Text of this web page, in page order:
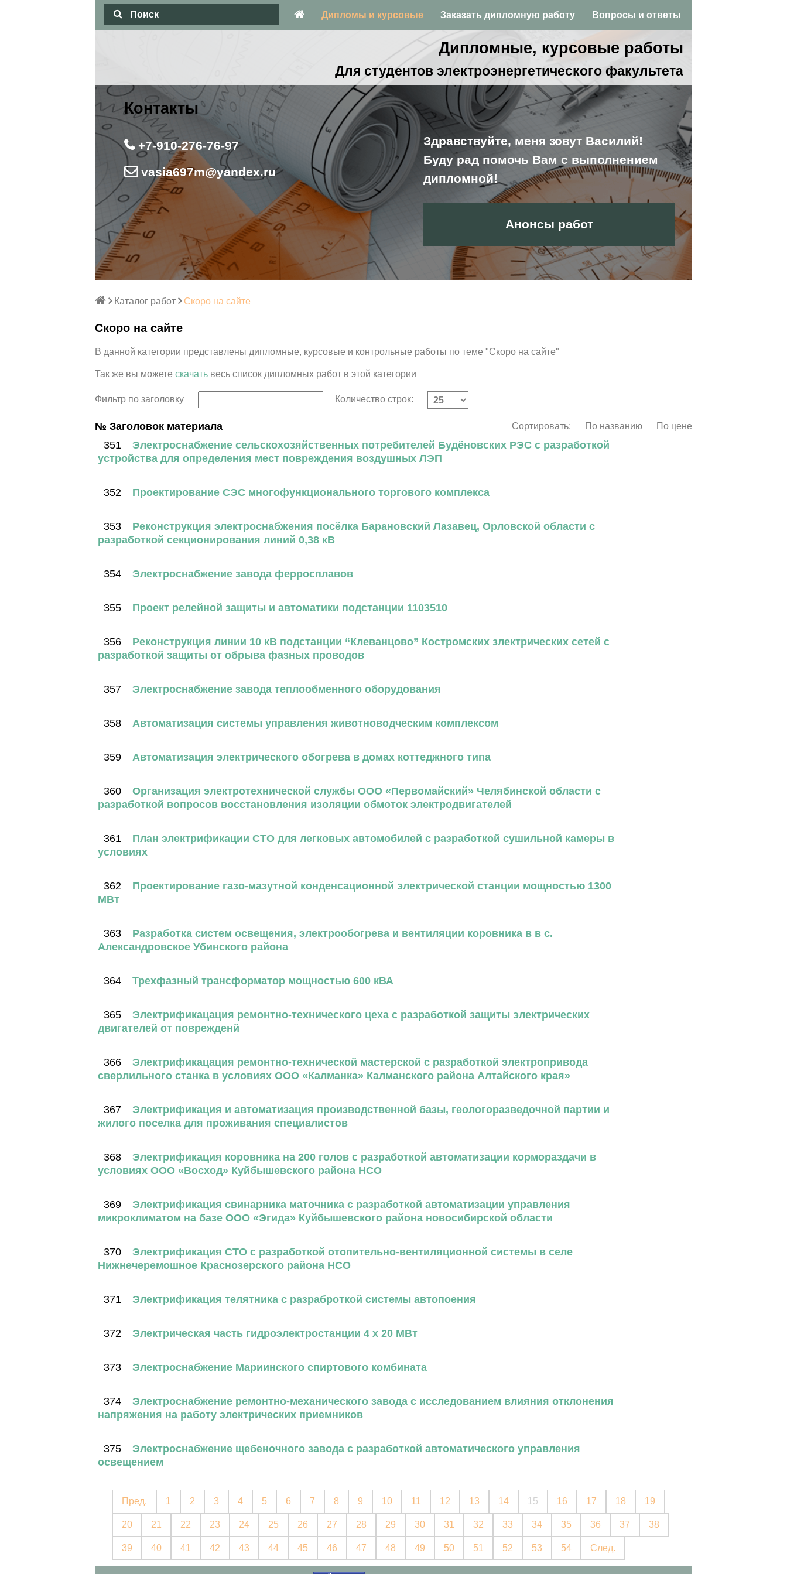
Дипломы и курсовые Заказать дипломную работу Вопросы и ответы
Дипломные, курсовые работы
Для студентов электроэнергетического факультета
Контакты
+7-910-276-76-97
vasia697m@yandex.ru
Здравствуйте, меня зовут Василий!
Буду рад помочь Вам с выполнением
дипломной!
Анонсы работ
Каталог работ Скоро на сайте
Скоро на сайте
В данной категории представлены дипломные, курсовые и контрольные работы по теме "Скоро на сайте"
Так же вы можете скачать весь список дипломных работ в этой категории
Фильтр по заголовку Количество строк:
№ Заголовок материала Сортировать: По названию По цене
351
Электроснабжение сельскохозяйственных потребителей Будёновских РЭС с разработкой
устройства для определения мест повреждения воздушных ЛЭП
352 Проектирование СЭС многофункционального торгового комплекса
353
Реконструкция электроснабжения посёлка Барановский Лазавец, Орловской области с
разработкой секционирования линий 0,38 кВ
354 Электроснабжение завода ферросплавов
355 Проект релейной защиты и автоматики подстанции 1103510
356
Реконструкция линии 10 кВ подстанции “Клеванцово” Костромских злектрических сетей с
разработкой защиты от обрыва фазных проводов
357 Электроснабжение завода теплообменного оборудования
358 Автоматизация системы управления животноводческим комплексом
359 Автоматизация электрического обогрева в домах коттеджного типа
360
Организация электротехнической службы ООО «Первомайский» Челябинской области с
разработкой вопросов восстановления изоляции обмоток электродвигателей
361
План электрификации СТО для легковых автомобилей с разработкой сушильной камеры в
условиях
362
Проектирование газо-мазутной конденсационной электрической станции мощностью 1300
МВт
363
Разработка систем освещения, электрообогрева и вентиляции коровника в в с.
Александровское Убинского района
364 Трехфазный трансформатор мощностью 600 кВА
365
Электрификацация ремонтно-технического цеха с разработкой защиты электрических
двигателей от поврежденй
366
Электрификацация ремонтно-технической мастерской с разработкой электропривода
сверлильного станка в условиях ООО «Калманка» Калманского района Алтайского края»
367
Электрификация и автоматизация производственной базы, геологоразведочной партии и
жилого поселка для проживания специалистов
368
Электрификация коровника на 200 голов с разработкой автоматизации кормораздачи в
условиях ООО «Восход» Куйбышевского района НСО
369
Электрификация свинарника маточника с разработкой автоматизации управления
микроклиматом на базе ООО «Эгида» Куйбышевского района новосибирской области
370
Электрификация СТО с разработкой отопительно-вентиляционной системы в селе
Нижнечеремошное Краснозерского района НСО
371 Электрификация телятника с разраброткой системы автопоения
372 Электрическая часть гидроэлектростанции 4 х 20 МВт
373 Электроснабжение Мариинского спиртового комбината
374
Электроснабжение ремонтно-механического завода с исследованием влияния отклонения
напряжения на работу электрических приемников
375
Электроснабжение щебеночного завода с разработкой автоматического управления
освещением
Пред. 1 2 3 4 5 6 7 8 9 10 11 12 13 14 15 16 17 18 19
20 21 22 23 24 25 26 27 28 29 30 31 32 33 34 35 36 37 38
39 40 41 42 43 44 45 46 47 48 49 50 51 52 53 54 След.